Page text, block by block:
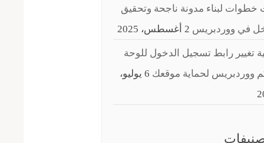
لبناء مدونة ناجحة وتحقيق
في ووردبريس 2 أغسطس، 2025
تغيير رابط تسجيل الدخول للوحة
ووردبريس لحماية موقعك
6 يوليو،